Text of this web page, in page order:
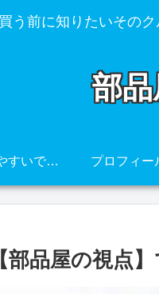
う前に知りたいその
部
その車、壊れやすいですよ・・・ プロフィー
品屋の視点